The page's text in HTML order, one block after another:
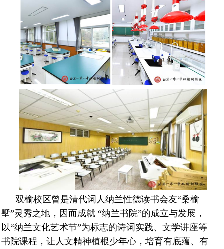
双榆校区曾是清代词人纳兰性德读书会友“桑榆
墅”灵秀之地，因而成就 “纳兰书院”的成立与发展，
以“纳兰文化艺术节”为标志的诗词实践、文学讲座等
书院课程，让人文精神植根少年心，培育有底蕴、有